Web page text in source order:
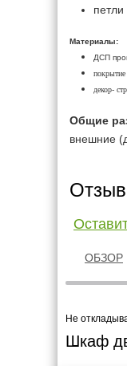
Материалы:
ДСП
декор-
Общие
внешние
ОБЗОР
Не
Шкаф